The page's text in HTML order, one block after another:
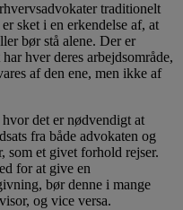
traditionelt
sket i en erkendelse af, at
bør stå alene. Der er
hver deres arbejdsområde,
af den ene, men ikke af
det er nødvendigt at
fra både advokaten og
som et givet forhold rejser.
for at give en
bør denne i mange
og vice versa.